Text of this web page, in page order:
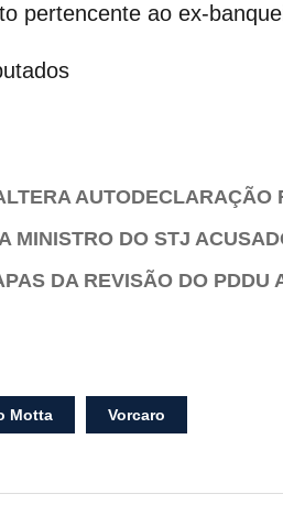
pertencente ao ex-
AUTODECLARAÇÃO
MINISTRO DO STJ
DA REVISÃO DO
Motta Vorcaro